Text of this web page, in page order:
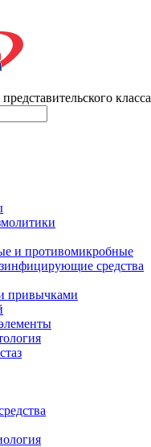
класса
и противомикробные
средства
привычками